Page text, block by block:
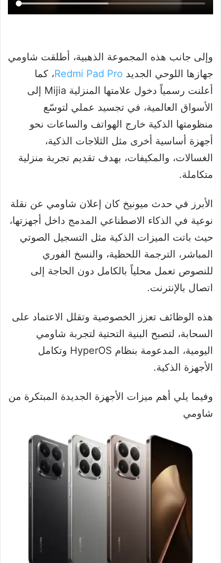
وإلى جانب هذه المجموعة الذهبية، أطلقت شاومي
جهازها اللوحي الجديد Redmi Pad Pro، كما
أعلنت رسمياً دخول علامتها المنزلية Mijia إلى
الأسواق العالمية، في تجسيد عملي لتوسّع
منظومتها الذكية خارج الهواتف والساعات نحو
أجهزة أساسية أخرى مثل الثلاجات الذكية،
الغسالات، والمكيفات، بهدف تقديم تجربة منزلية
متكاملة.
الأبرز في حدث ميونيخ كان إعلان شاومي عن نقلة
نوعية في الذكاء الاصطناعي المدمج داخل أجهزتها،
حيث باتت الميزات الذكية مثل التسجيل الصوتي
المباشر، الترجمة اللحظية، والنسخ الفوري
للنصوص تعمل محلياً بالكامل دون الحاجة إلى
اتصال بالإنترنت.
هذه الوظائف تعزز الخصوصية وتقلل الاعتماد على
السحابة، لتصبح البنية التحتية لتجربة شاومي
اليومية، المدعومة بنظام HyperOS وتكامل
الأجهزة الذكية.
وفيما يلي أهم ميزات الأجهزة الجديدة المبتكرة من
شاومي